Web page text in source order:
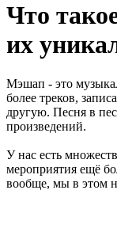
Что
их
Мэшап - это
более треков,
другую. Песня в
произведений.
У нас есть
мероприятия ещё
вообще, мы в этом